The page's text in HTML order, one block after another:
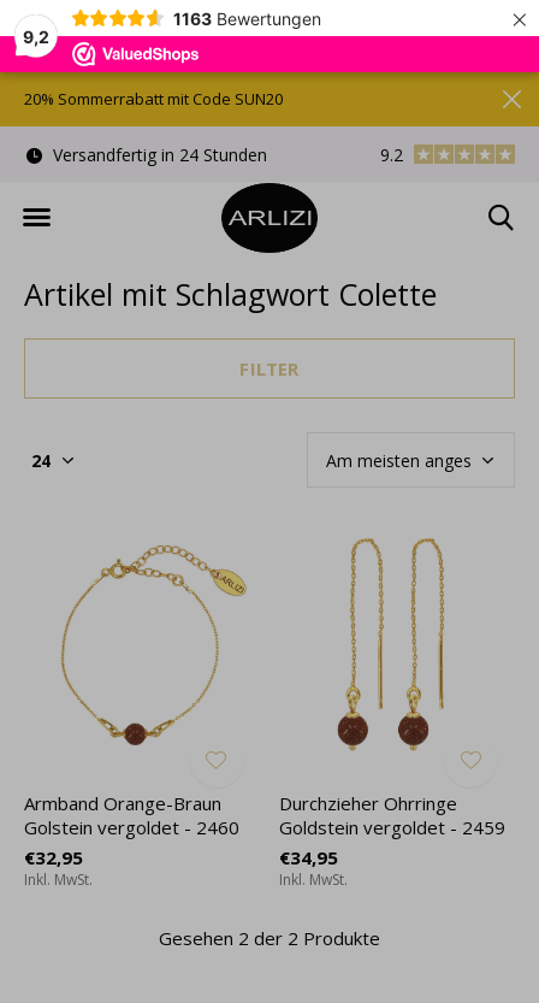
9,2
1163 Bewertungen ×
Versandfertig in 24 Stunden Kostenlose
9.2
20% Sommerrabatt mit Code SUN20
Artikel mit Schlagwort Colette
FILTER
Armband Orange-Braun
Golstein vergoldet - 2460
€32,95
Inkl. MwSt.
Durchzieher Ohrringe
Goldstein vergoldet - 2459
€34,95
Inkl. MwSt.
Gesehen 2 der 2 Produkte